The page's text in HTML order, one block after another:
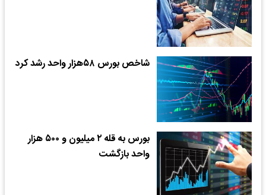
شاخص بورس ۵۸هزار واحد رشد کرد
بورس به قله ۲ میلیون و ۵۰۰ هزار
واحد بازگشت